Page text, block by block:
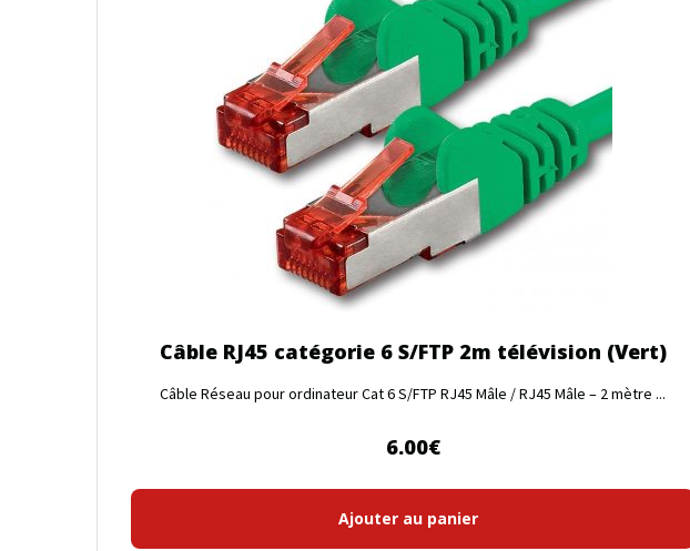
Câble RJ45 catégorie 6 S/FTP 2m télévision (Vert)
Câble Réseau pour ordinateur Cat 6 S/FTP RJ45 Mâle / RJ45 Mâle – 2 mètre ...
6.00€
Ajouter au panier